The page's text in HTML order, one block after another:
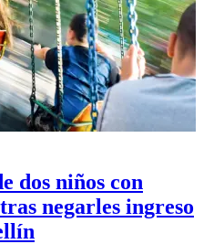
dos niños con
negarles ingreso